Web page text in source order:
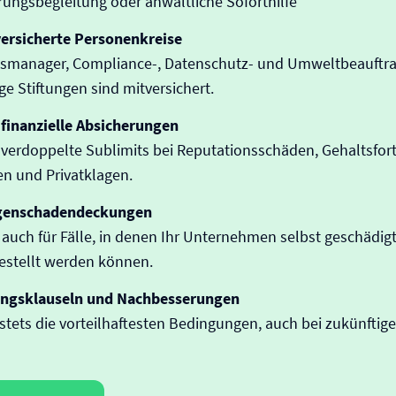
Personenkreise
Compliance-, Datenschutz- und
Stiftungen sind mitversichert.
Absicherungen
Sublimits bei Reputationsschäden,
und Privatklagen.
für Fälle, in denen Ihr Unternehmen selbst
werden können.
und Nachbesserungen
die vorteilhaftesten Bedingungen, auch bei